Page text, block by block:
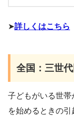
➤詳しくはこちら
全国：三世
子どもがいる世
を始めるときの引